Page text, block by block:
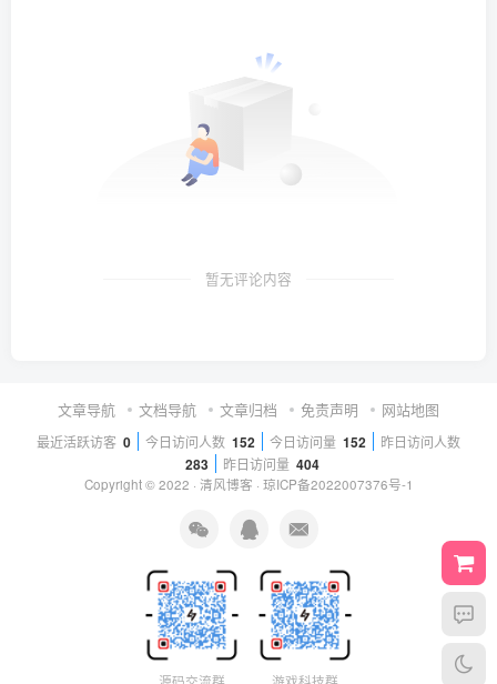
暂无评论内容
文章导航 文档导航 文章归档 免责声明 网站地图
最近活跃访客 0 今日访问人数 152 今日访问量 152 昨日访问人数
283 昨日访问量 404
Copyright © 2022 · 清风博客 · 琼ICP备2022007376号-1